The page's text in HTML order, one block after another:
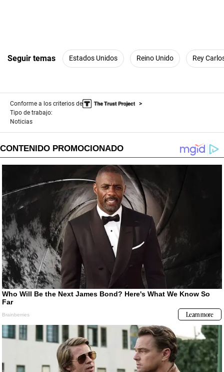
Seguir temas Estados Unidos Reino Unido Rey
Conforme a los criterios de
Tipo de trabajo:
Noticias